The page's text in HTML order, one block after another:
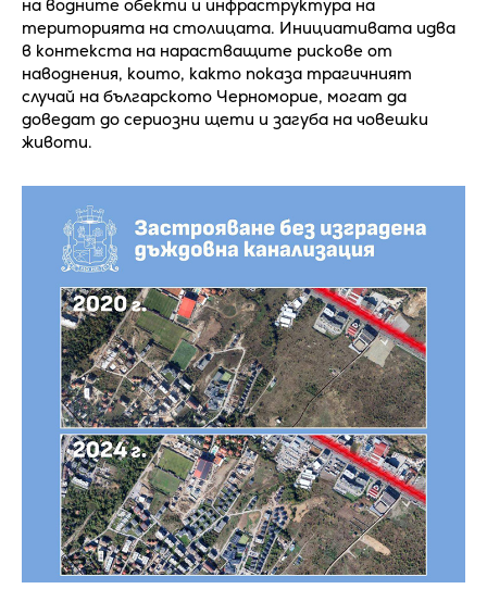
на водните обекти и инфраструктура на
територията на столицата. Инициативата идва
в контекста на нарастващите рискове от
наводнения, които, както показа трагичният
случай на българското Черноморие, могат да
доведат до сериозни щети и загуба на човешки
животи.